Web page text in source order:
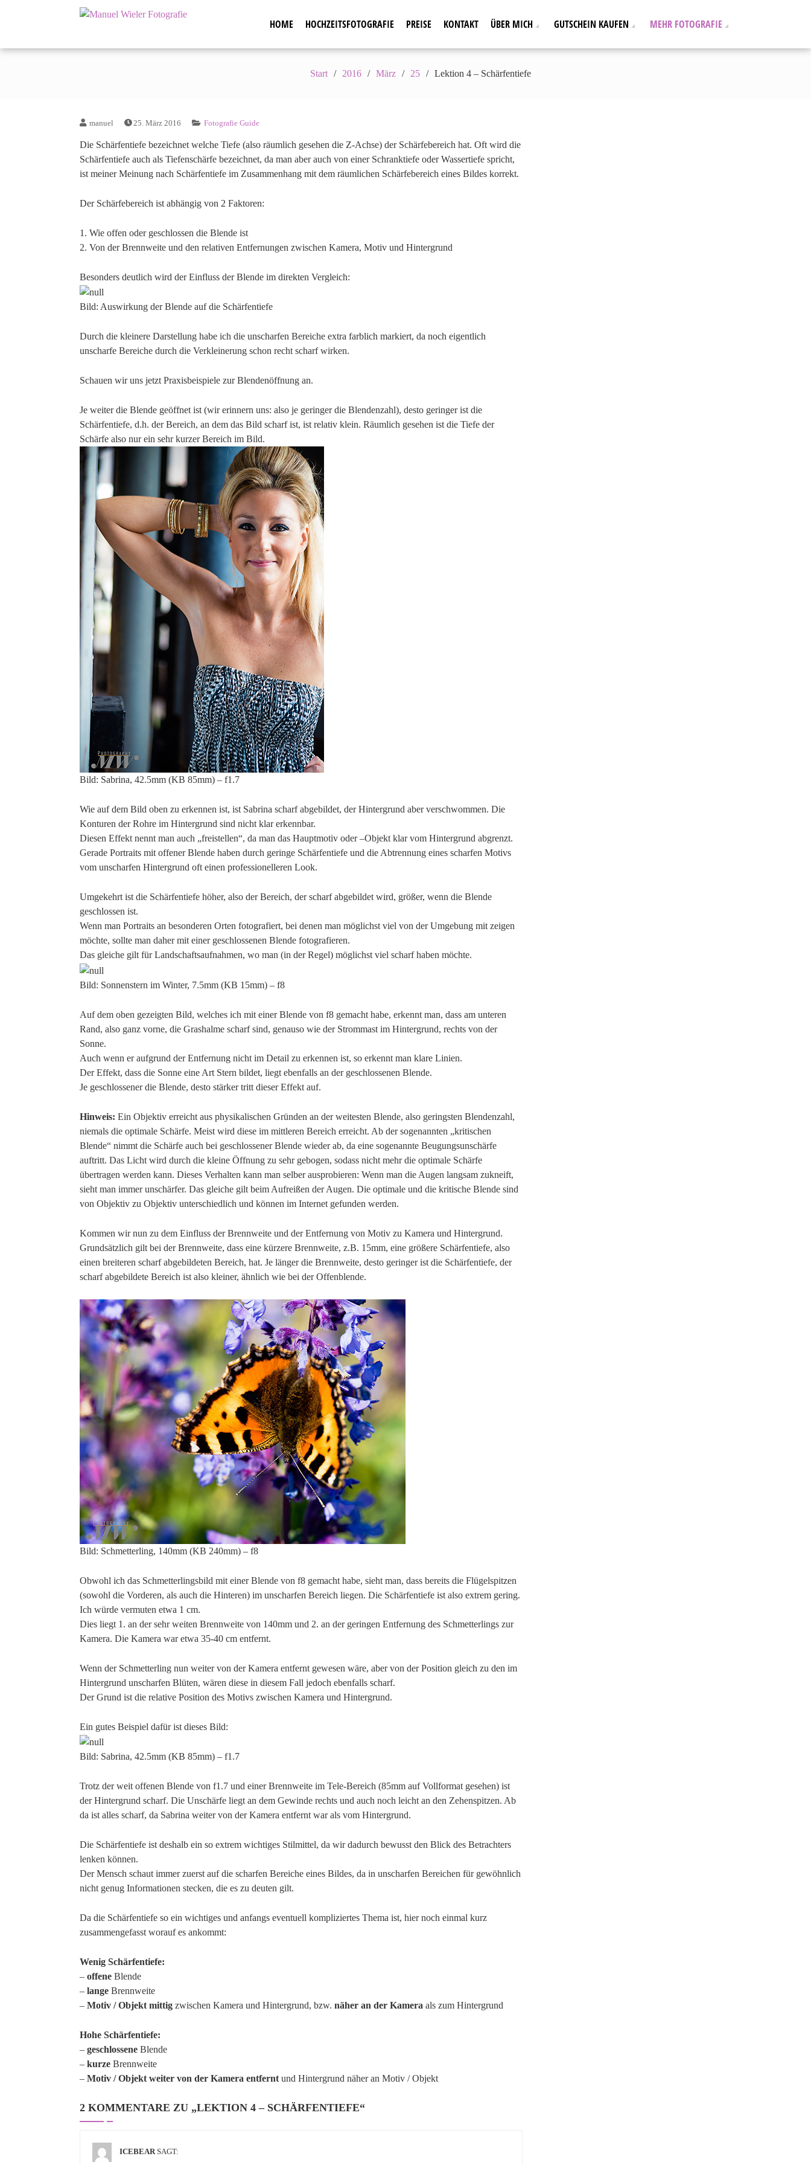
Manuel Wieler Fotografie
Fotograf für Hochzeiten, Familie, Portrait und Business
HOME HOCHZEITSFOTOGRAFIE PREISE KONTAKT ÜBER MICH GUTSCHEIN KAUFEN MEHR FOTOGRAFIE
Start 2016 März 25 Lektion 4 – Schärfentiefe
manuel 25. März 2016 Fotografie Guide
Die Schärfentiefe bezeichnet welche Tiefe (also räumlich gesehen die Z-Achse) der Schärfebereich hat. Oft wird die
Schärfentiefe auch als Tiefenschärfe bezeichnet, da man aber auch von einer Schranktiefe oder Wassertiefe spricht,
ist meiner Meinung nach Schärfentiefe im Zusammenhang mit dem räumlichen Schärfebereich eines Bildes korrekt.
Der Schärfebereich ist abhängig von 2 Faktoren:
1. Wie offen oder geschlossen die Blende ist
2. Von der Brennweite und den relativen Entfernungen zwischen Kamera, Motiv und Hintergrund
Besonders deutlich wird der Einfluss der Blende im direkten Vergleich:
Bild: Auswirkung der Blende auf die Schärfentiefe
Durch die kleinere Darstellung habe ich die unscharfen Bereiche extra farblich markiert, da noch eigentlich
unscharfe Bereiche durch die Verkleinerung schon recht scharf wirken.
Schauen wir uns jetzt Praxisbeispiele zur Blendenöffnung an.
Je weiter die Blende geöffnet ist (wir erinnern uns: also je geringer die Blendenzahl), desto geringer ist die
Schärfentiefe, d.h. der Bereich, an dem das Bild scharf ist, ist relativ klein. Räumlich gesehen ist die Tiefe der
Schärfe also nur ein sehr kurzer Bereich im Bild.
Bild: Sabrina, 42.5mm (KB 85mm) – f1.7
Wie auf dem Bild oben zu erkennen ist, ist Sabrina scharf abgebildet, der Hintergrund aber verschwommen. Die
Konturen der Rohre im Hintergrund sind nicht klar erkennbar.
Diesen Effekt nennt man auch „freistellen“, da man das Hauptmotiv oder –Objekt klar vom Hintergrund abgrenzt.
Gerade Portraits mit offener Blende haben durch geringe Schärfentiefe und die Abtrennung eines scharfen Motivs
vom unscharfen Hintergrund oft einen professionelleren Look.
Umgekehrt ist die Schärfentiefe höher, also der Bereich, der scharf abgebildet wird, größer, wenn die Blende
geschlossen ist.
Wenn man Portraits an besonderen Orten fotografiert, bei denen man möglichst viel von der Umgebung mit zeigen
möchte, sollte man daher mit einer geschlossenen Blende fotografieren.
Das gleiche gilt für Landschaftsaufnahmen, wo man (in der Regel) möglichst viel scharf haben möchte.
Bild: Sonnenstern im Winter, 7.5mm (KB 15mm) – f8
Auf dem oben gezeigten Bild, welches ich mit einer Blende von f8 gemacht habe, erkennt man, dass am unteren
Rand, also ganz vorne, die Grashalme scharf sind, genauso wie der Strommast im Hintergrund, rechts von der
Sonne.
Auch wenn er aufgrund der Entfernung nicht im Detail zu erkennen ist, so erkennt man klare Linien.
Der Effekt, dass die Sonne eine Art Stern bildet, liegt ebenfalls an der geschlossenen Blende.
Je geschlossener die Blende, desto stärker tritt dieser Effekt auf.
Hinweis: Ein Objektiv erreicht aus physikalischen Gründen an der weitesten Blende, also geringsten Blendenzahl,
niemals die optimale Schärfe. Meist wird diese im mittleren Bereich erreicht. Ab der sogenannten „kritischen
Blende“ nimmt die Schärfe auch bei geschlossener Blende wieder ab, da eine sogenannte Beugungsunschärfe
auftritt. Das Licht wird durch die kleine Öffnung zu sehr gebogen, sodass nicht mehr die optimale Schärfe
übertragen werden kann. Dieses Verhalten kann man selber ausprobieren: Wenn man die Augen langsam zukneift,
sieht man immer unschärfer. Das gleiche gilt beim Aufreißen der Augen. Die optimale und die kritische Blende sind
von Objektiv zu Objektiv unterschiedlich und können im Internet gefunden werden.
Kommen wir nun zu dem Einfluss der Brennweite und der Entfernung von Motiv zu Kamera und Hintergrund.
Grundsätzlich gilt bei der Brennweite, dass eine kürzere Brennweite, z.B. 15mm, eine größere Schärfentiefe, also
einen breiteren scharf abgebildeten Bereich, hat. Je länger die Brennweite, desto geringer ist die Schärfentiefe, der
scharf abgebildete Bereich ist also kleiner, ähnlich wie bei der Offenblende.
Bild: Schmetterling, 140mm (KB 240mm) – f8
Obwohl ich das Schmetterlingsbild mit einer Blende von f8 gemacht habe, sieht man, dass bereits die Flügelspitzen
(sowohl die Vorderen, als auch die Hinteren) im unscharfen Bereich liegen. Die Schärfentiefe ist also extrem gering.
Ich würde vermuten etwa 1 cm.
Dies liegt 1. an der sehr weiten Brennweite von 140mm und 2. an der geringen Entfernung des Schmetterlings zur
Kamera. Die Kamera war etwa 35-40 cm entfernt.
Wenn der Schmetterling nun weiter von der Kamera entfernt gewesen wäre, aber von der Position gleich zu den im
Hintergrund unscharfen Blüten, wären diese in diesem Fall jedoch ebenfalls scharf.
Der Grund ist die relative Position des Motivs zwischen Kamera und Hintergrund.
Ein gutes Beispiel dafür ist dieses Bild:
Bild: Sabrina, 42.5mm (KB 85mm) – f1.7
Trotz der weit offenen Blende von f1.7 und einer Brennweite im Tele-Bereich (85mm auf Vollformat gesehen) ist
der Hintergrund scharf. Die Unschärfe liegt an dem Gewinde rechts und auch noch leicht an den Zehenspitzen. Ab
da ist alles scharf, da Sabrina weiter von der Kamera entfernt war als vom Hintergrund.
Die Schärfentiefe ist deshalb ein so extrem wichtiges Stilmittel, da wir dadurch bewusst den Blick des Betrachters
lenken können.
Der Mensch schaut immer zuerst auf die scharfen Bereiche eines Bildes, da in unscharfen Bereichen für gewöhnlich
nicht genug Informationen stecken, die es zu deuten gilt.
Da die Schärfentiefe so ein wichtiges und anfangs eventuell kompliziertes Thema ist, hier noch einmal kurz
zusammengefasst worauf es ankommt:
Wenig Schärfentiefe:
– offene Blende
– lange Brennweite
– Motiv / Objekt mittig zwischen Kamera und Hintergrund, bzw. näher an der Kamera als zum Hintergrund
Hohe Schärfentiefe:
– geschlossene Blende
– kurze Brennweite
– Motiv / Objekt weiter von der Kamera entfernt und Hintergrund näher an Motiv / Objekt
2 KOMMENTARE ZU „LEKTION 4 – SCHÄRFENTIEFE“
ICEBEAR SAGT: